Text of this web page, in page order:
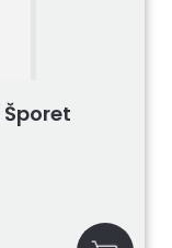
Šporet